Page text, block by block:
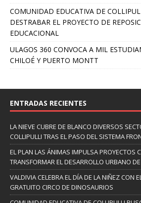
COMUNIDAD EDUCATIVA DE
DESTRABAR EL PROYECTO DE
EDUCACIONAL
ULAGOS 360 CONVOCA A MIL
CHILOÉ Y PUERTO MONTT
ENTRADAS RECIENTES
LA NIEVE CUBRE DE BLANCO DIVERSOS
COLLIPULLI TRAS EL PASO DEL SISTEMA
EL PLAN LAS ÁNIMAS IMPULSA PROYECTOS
TRANSFORMAR EL DESARROLLO URBANO
VALDIVIA CELEBRA EL DÍA DE LA NIÑEZ CON
GRATUITO CIRCO DE DINOSAURIOS